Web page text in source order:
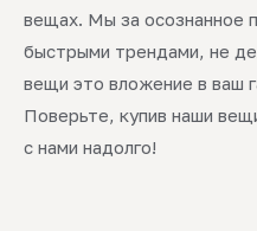
вещах. Мы за осознанное
быстрыми трендами, не
вещи это вложение в ваш
Поверьте, купив наши
с нами надолго!